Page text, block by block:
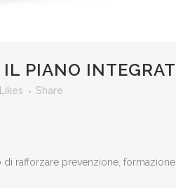
IL PIANO
Likes Share
rafforzare prevenzione,